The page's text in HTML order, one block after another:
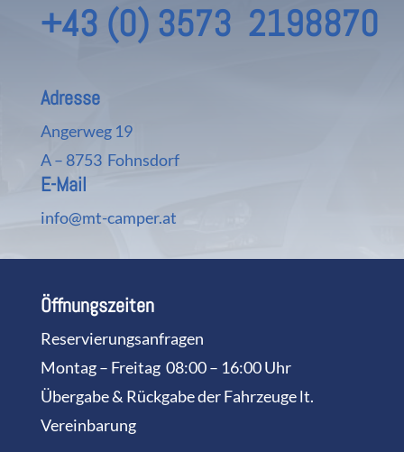
+43 (0) 3573 2198870
Adresse
Angerweg 19
A – 8753 Fohnsdorf
E-Mail
info@mt-camper.at
Öffnungszeiten
Reservierungsanfragen
Montag – Freitag 08:00 – 16:00 Uhr
Übergabe & Rückgabe der Fahrzeuge lt.
Vereinbarung